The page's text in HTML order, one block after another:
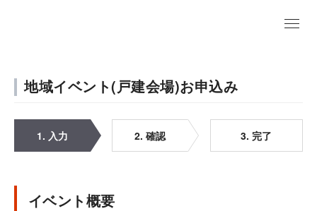
地域イベント(戸建会場)お申込み
1. 入力 2. 確認 3. 完了
イベント概要